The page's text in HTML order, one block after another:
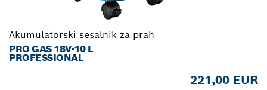
Akumulatorski sesalnik za prah
PRO GAS 18V-10 L
PROFESSIONAL
221,00 EUR